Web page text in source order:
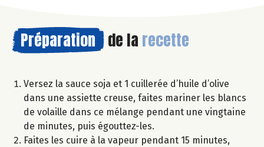
Préparation de la recette
Versez la sauce soja et 1 cuillerée d’huile d’olive
dans une assiette creuse, faites mariner les blancs
de volaille dans ce mélange pendant une vingtaine
de minutes, puis égouttez-les.
Faites les cuire à la vapeur pendant 15 minutes,